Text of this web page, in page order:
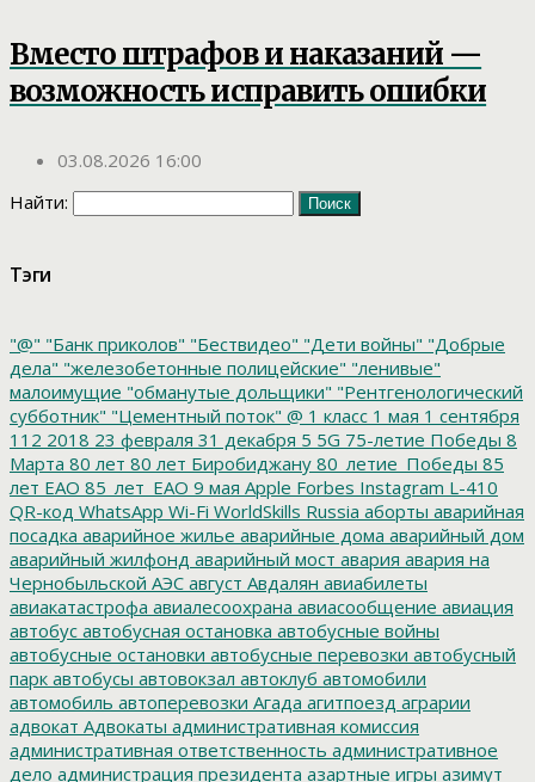
Вместо штрафов и наказаний —
возможность исправить ошибки
03.08.2026 16:00
Найти:
Тэги
"@" "Банк приколов" "Бествидео" "Дети войны" "Добрые
дела" "железобетонные полицейские" "ленивые"
малоимущие "обманутые дольщики" "Рентгенологический
субботник" "Цементный поток" @ 1 класс 1 мая 1 сентября
112 2018 23 февраля 31 декабря 5 5G 75-летие Победы 8
Марта 80 лет 80 лет Биробиджану 80_летие_Победы 85
лет ЕАО 85_лет_ЕАО 9 мая Apple Forbes Instagram L-410
QR-код WhatsApp Wi-Fi WorldSkills Russia аборты аварийная
посадка аварийное жилье аварийные дома аварийный дом
аварийный жилфонд аварийный мост авария авария на
Чернобыльской АЭС август Авдалян авиабилеты
авиакатастрофа авиалесоохрана авиасообщение авиация
автобус автобусная остановка автобусные войны
автобусные остановки автобусные перевозки автобусный
парк автобусы автовокзал автоклуб автомобили
автомобиль автоперевозки Агада агитпоезд аграрии
адвокат Адвокаты административная комиссия
административная ответственность административное
дело администрация президента азартные игры азимут